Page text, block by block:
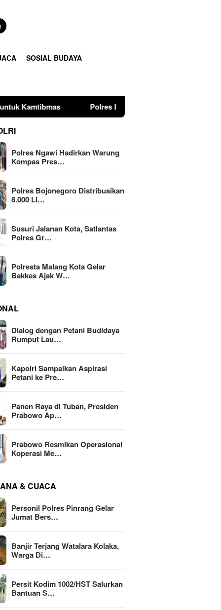
SOSIAL BUDAYA
Polres Bojonegoro Distribusikan 8.000 Liter Air
Polres Ngawi Hadirkan Warung
Kompas Pres…
Polres Bojonegoro Distribusikan
8.000 Li…
Susuri Jalanan Kota, Satlantas
Polres Gr…
Polresta Malang Kota Gelar
Bakkes Ajak W…
Dialog dengan Petani Budidaya
Rumput Lau…
Kapolri Sampaikan Aspirasi
Petani ke Pre…
Panen Raya di Tuban, Presiden
Prabowo Ap…
Prabowo Resmikan Operasional
Koperasi Me…
& CUACA
Personil Polres Pinrang Gelar
Jumat Bers…
Banjir Terjang Watalara Kolaka,
Warga Di…
Persit Kodim 1002/HST Salurkan
Bantuan S…